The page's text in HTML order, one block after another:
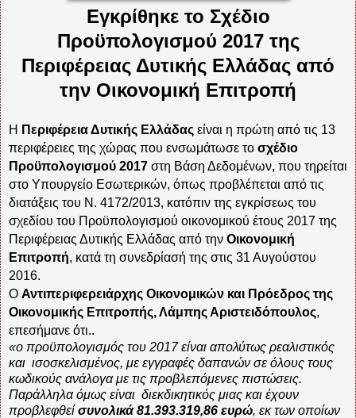
Εγκρίθηκε το Σχέδιο
Προϋπολογισμού 2017 της
Περιφέρειας Δυτικής Ελλάδας από
την Οικονομική Επιτροπή
Η Περιφέρεια Δυτικής Ελλάδας είναι η πρώτη από τις 13
περιφέρειες της χώρας που ενσωμάτωσε το σχέδιο
Προϋπολογισμού 2017 στη Βάση Δεδομένων, που τηρείται
στο Υπουργείο Εσωτερικών, όπως προβλέπεται από τις
διατάξεις του Ν. 4172/2013, κατόπιν της εγκρίσεως του
σχεδίου του Προϋπολογισμού οικονομικού έτους 2017 της
Περιφέρειας Δυτικής Ελλάδας από την Οικονομική
Επιτροπή, κατά τη συνεδρίασή της στις 31 Αυγούστου
2016.
Ο Αντιπεριφερειάρχης Οικονομικών και Πρόεδρος της
Οικονομικής Επιτροπής, Λάμπης Αριστειδόπουλος,
επεσήμανε ότι..
«ο προϋπολογισμός του 2017 είναι απολύτως ρεαλιστικός
και ισοσκελισμένος, με εγγραφές δαπανών σε όλους τους
κωδικούς ανάλογα με τις προβλεπόμενες πιστώσεις.
Παράλληλα όμως είναι διεκδικητικός μιας και έχουν
προβλεφθεί συνολικά 81.393.319,86 ευρώ, εκ των οποίων